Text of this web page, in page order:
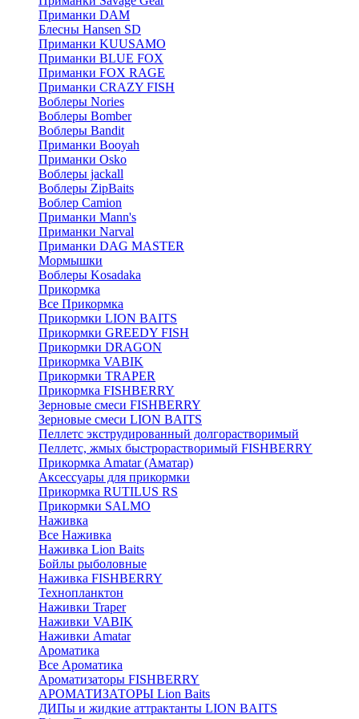
Приманки DAM
Блесны Hansen SD
Приманки KUUSAMO
Приманки BLUE FOX
Приманки FOX RAGE
Приманки CRAZY FISH
Воблеры Nories
Воблеры Bomber
Воблеры Bandit
Приманки Booyah
Приманки Osko
Воблеры jackall
Воблеры ZipBaits
Воблер Camion
Приманки Mann's
Приманки Narval
Приманки DAG MASTER
Мормышки
Воблеры Kosadaka
Прикормка
Все Прикормка
Прикормки LION BAITS
Прикормки GREEDY FISH
Прикормки DRAGON
Прикормка VABIK
Прикормки TRAPER
Прикормка FISHBERRY
Зерновые смеси FISHBERRY
Зерновые смеси LION BAITS
Пеллетс экструдированный долгорастворимый
Пеллетс, жмых быстрорастворимый FISHBERRY
Прикормка Amatar (Аматар)
Аксессуары для прикормки
Прикормка RUTILUS RS
Прикормки SALMO
Наживка
Все Наживка
Наживка Lion Baits
Бойлы рыболовные
Наживка FISHBERRY
Технопланктон
Наживки Traper
Наживки VABIK
Наживки Amatar
Ароматика
Все Ароматика
Ароматизаторы FISHBERRY
АРОМАТИЗАТОРЫ Lion Baits
ДИПы и жидкие аттрактанты LION BAITS